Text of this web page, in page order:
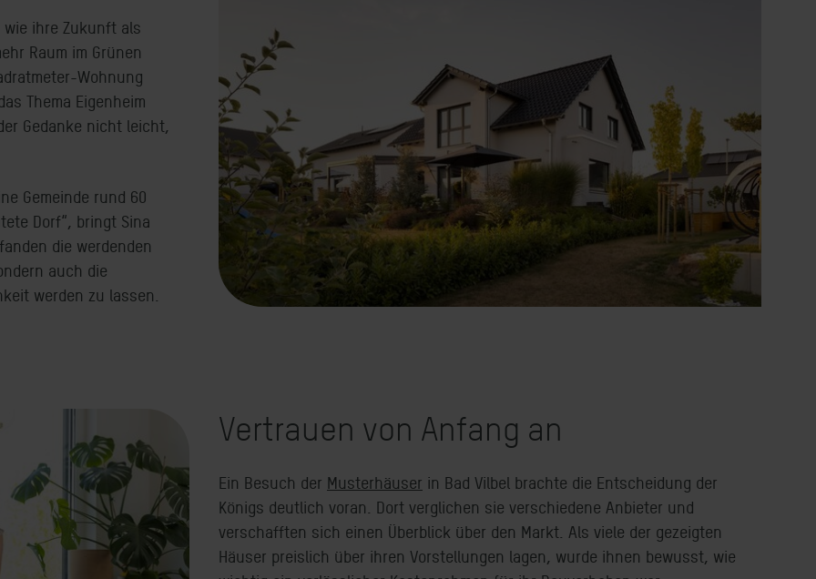
wie ihre Zukunft als
Raum im Grünen
Wohnung
Thema Eigenheim
Gedanke nicht leicht,
Gemeinde rund 60
Dorf“, bringt Sina
die werdenden
auch die
werden zu lassen.
Vertrauen von Anfang an
Ein Besuch der Musterhäuser in Bad Vilbel brachte die Entscheidung der
Königs deutlich voran. Dort verglichen sie verschiedene Anbieter und
verschafften sich einen Überblick über den Markt. Als viele der gezeigten
Häuser preislich über ihren Vorstellungen lagen, wurde ihnen bewusst, wie